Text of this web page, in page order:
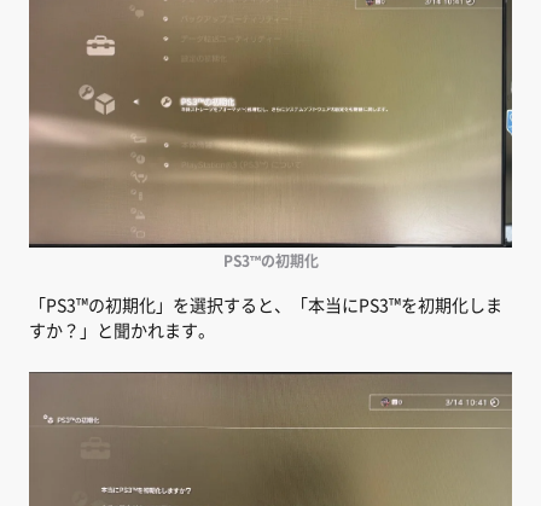
PS3™の初期化
「PS3™の初期化」を選択すると、「本当にPS3™を初期化しま
すか？」と聞かれます。